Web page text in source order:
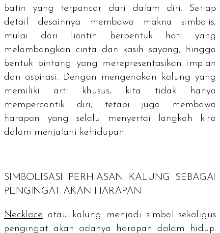
batin yang terpancar dari dalam diri. Setiap
detail desainnya membawa makna simbolis,
mulai dari liontin berbentuk hati yang
melambangkan cinta dan kasih sayang, hingga
bentuk bintang yang merepresentasikan impian
dan aspirasi. Dengan mengenakan kalung yang
memiliki arti khusus, kita tidak hanya
mempercantik diri, tetapi juga membawa
harapan yang selalu menyertai langkah kita
dalam menjalani kehidupan.
SIMBOLISASI PERHIASAN KALUNG SEBAGAI
PENGINGAT AKAN HARAPAN
Necklace atau kalung menjadi simbol sekaligus
pengingat akan adanya harapan dalam hidup.